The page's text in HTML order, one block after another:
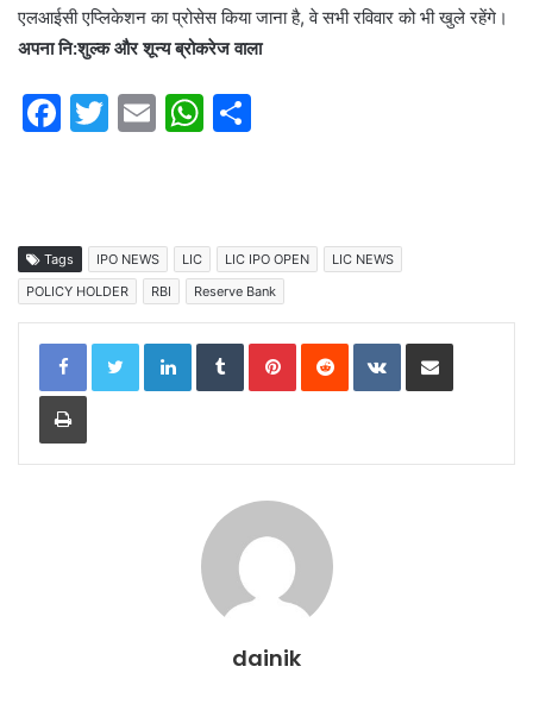
एलआईसी एप्लिकेशन का प्रोसेस किया जाना है, वे सभी रविवार को भी खुले रहेंगे।
अपना नि:शुल्क और शून्य ब्रोकरेज वाला
F
b
o
o
k
T
E
W
A
p
p
Tags IPO NEWS LIC LIC IPO OPEN
LIC NEWS
POLICY HOLDER
RBI Reserve Bank
LinkedInTumblrPinterestReddit VKontakteShare via Email
Print
dainik